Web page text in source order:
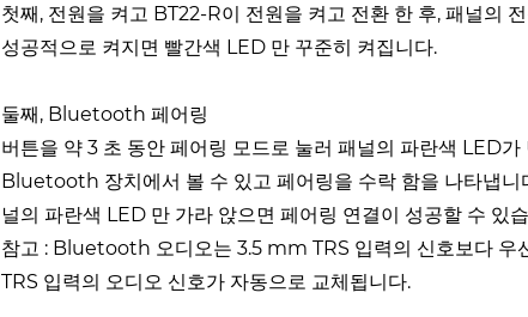
첫째, 전원을 켜고 BT22-R이 전원을 켜고 전환 한 후, 패널의
성공적으로 켜지면 빨간색 LED 만 꾸준히 켜집니다.
둘째, Bluetooth 페어링
버튼을 약 3 초 동안 페어링 모드로 눌러 패널의 파란색 LED
Bluetooth 장치에서 볼 수 있고 페어링을 수락 함을 나타냅
널의 파란색 LED 만 가라 앉으면 페어링 연결이 성공할 수 있
참고 : Bluetooth 오디오는 3.5 mm TRS 입력의 신호보다
TRS 입력의 오디오 신호가 자동으로 교체됩니다.